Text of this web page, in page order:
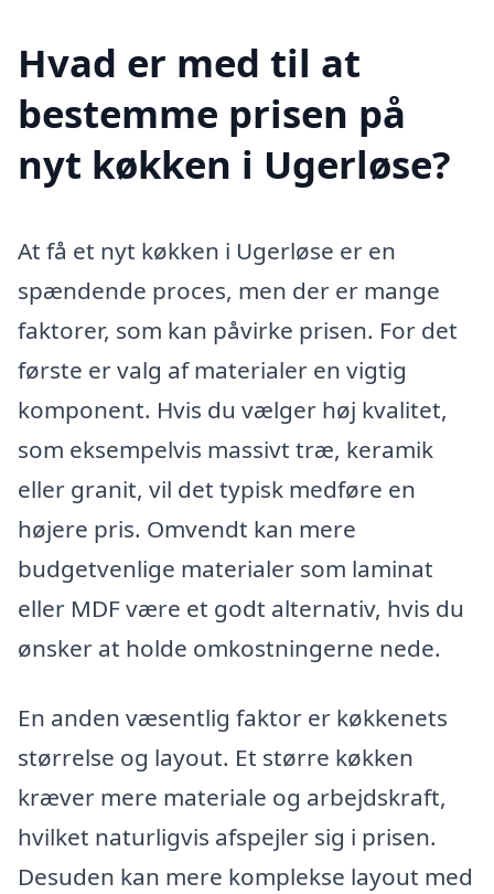
Hvad er med til at
bestemme prisen på
nyt køkken i Ugerløse?
At få et nyt køkken i Ugerløse er en
spændende proces, men der er mange
faktorer, som kan påvirke prisen. For det
første er valg af materialer en vigtig
komponent. Hvis du vælger høj kvalitet,
som eksempelvis massivt træ, keramik
eller granit, vil det typisk medføre en
højere pris. Omvendt kan mere
budgetvenlige materialer som laminat
eller MDF være et godt alternativ, hvis du
ønsker at holde omkostningerne nede.
En anden væsentlig faktor er køkkenets
størrelse og layout. Et større køkken
kræver mere materiale og arbejdskraft,
hvilket naturligvis afspejler sig i prisen.
Desuden kan mere komplekse layout med